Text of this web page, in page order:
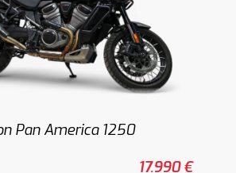
Pan America 1250
17.990 €